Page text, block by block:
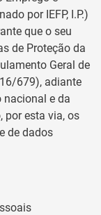
por IEFP, I.P.)
que o seu
de Proteção da
Geral de
679), adiante
nacional e da
por esta via, os
de dados